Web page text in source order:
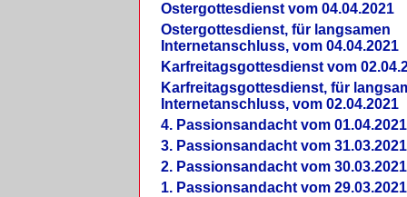
Ostergottesdienst vom 04.04.2021
Ostergottesdienst, für langsamen
Internetanschluss, vom 04.04.2021
Karfreitagsgottesdienst vom
Karfreitagsgottesdienst, für
Internetanschluss, vom 02.04.2021
4. Passionsandacht vom 01.04.2021
3. Passionsandacht vom 31.03.2021
2. Passionsandacht vom 30.03.2021
1. Passionsandacht vom 29.03.2021